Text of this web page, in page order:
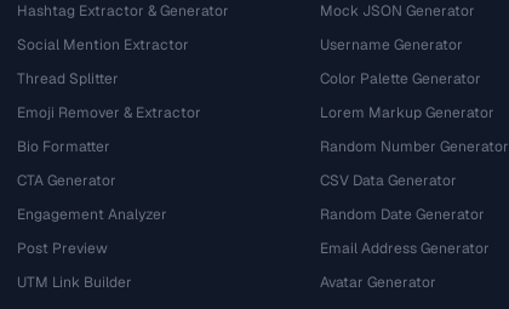
Hashtag Extractor & Generator
Social Mention Extractor
Thread Splitter
Emoji Remover & Extractor
Bio Formatter
CTA Generator
Engagement Analyzer
Post Preview
UTM Link Builder
Mock JSON Generator
Username Generator
Color Palette Generator
Lorem Markup Generator
Random Number Generator
CSV Data Generator
Random Date Generator
Email Address Generator
Avatar Generator